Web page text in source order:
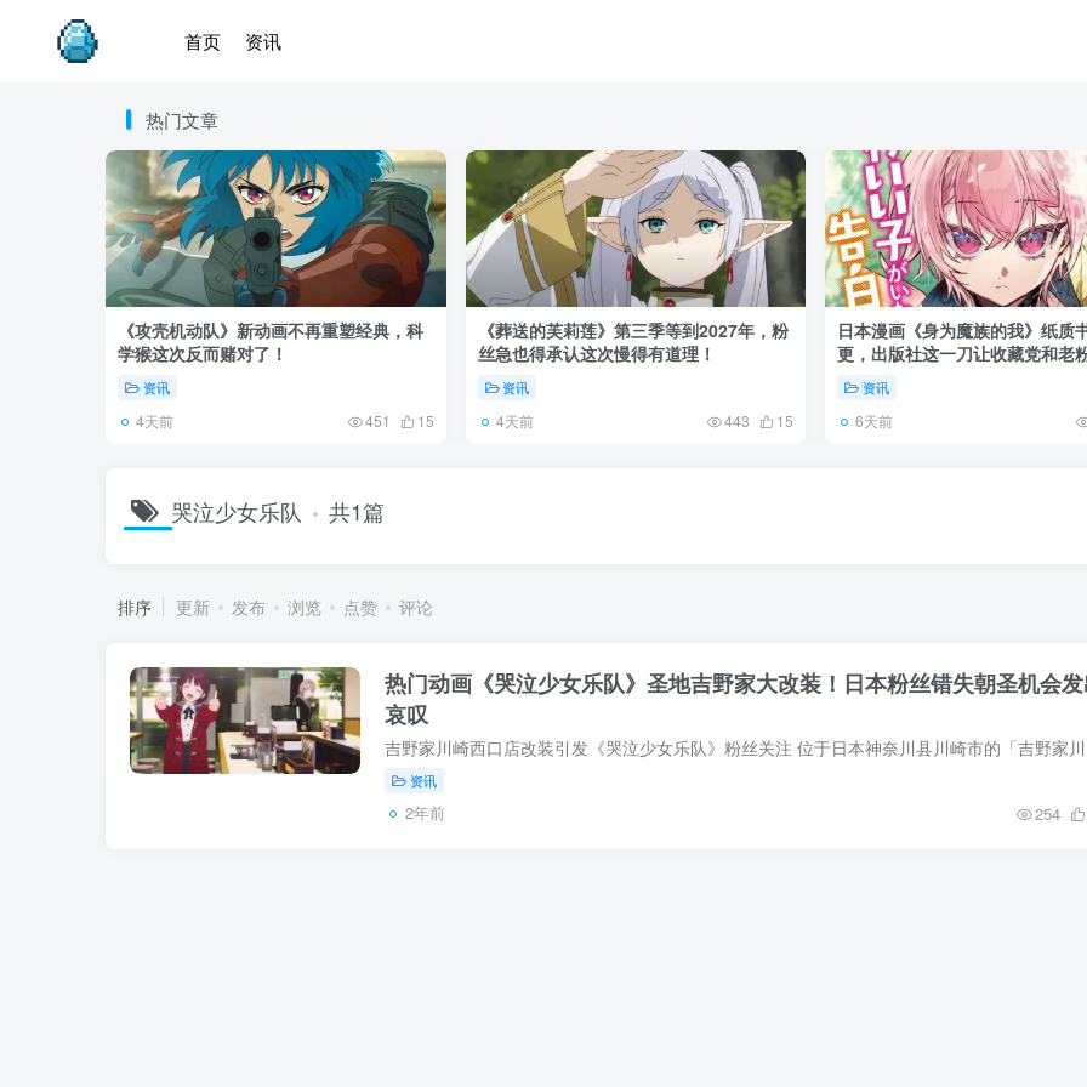
首页 资讯
热门文章
《攻壳机动队》新动画不再重塑经典，科
学猴这次反而赌对了！
资讯
4天前 451 15
《葬送的芙莉莲》第三季等到2027年，粉
丝急也得承认这次慢得有道理！
资讯
4天前 443 15
日本漫画《身为魔族的我》纸质
更，出版社这一刀让收藏党和老
了起来！
资讯
6天前
哭泣少女乐队 共1篇
排序 更新 发布 浏览 点赞 评论
热门动画《哭泣少女乐队》圣地吉野家大改装！日本粉丝错失朝圣机会发
哀叹
资讯
2年前 254